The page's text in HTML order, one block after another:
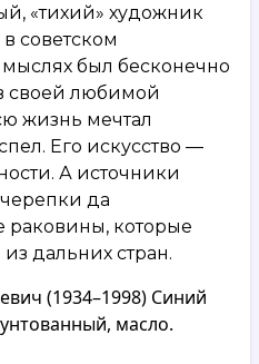
«тихий» художник
советском
был бесконечно
своей любимой
жизнь мечтал
Его искусство —
А источники
да
которые
дальних стран.
(1934–1998) Синий
масло.